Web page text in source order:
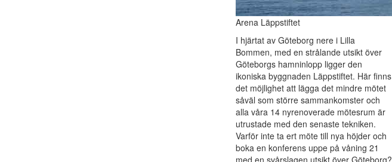
Arena Läppstiftet
I hjärtat av Göteborg nere i Lilla
Bommen, med en strålande utsikt över
Göteborgs hamninlopp ligger den
ikoniska byggnaden Läppstiftet. Här finns
det möjlighet att lägga det mindre mötet
såväl som större sammankomster och
alla våra 14 nyrenoverade mötesrum är
utrustade med den senaste tekniken.
Varför inte ta ert möte till nya höjder och
boka en konferens uppe på våning 21